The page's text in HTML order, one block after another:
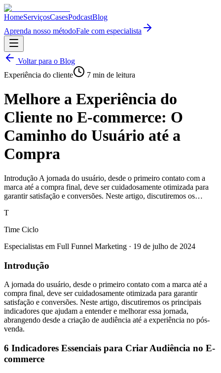
HomeServiçosCasesPodcastBlog
Aprenda nosso métodoFale com especialista
Voltar para o Blog
Experiência do cliente
7 min de leitura
Melhore a Experiência do
Cliente no E-commerce: O
Caminho do Usuário até a
Compra
Introdução A jornada do usuário, desde o primeiro contato com a
marca até a compra final, deve ser cuidadosamente otimizada para
garantir satisfação e conversões. Neste artigo, discutiremos os…
T
Time Ciclo
Especialistas em Full Funnel Marketing · 19 de julho de 2024
Introdução
A jornada do usuário, desde o primeiro contato com a marca até a
compra final, deve ser cuidadosamente otimizada para garantir
satisfação e conversões. Neste artigo, discutiremos os principais
indicadores que ajudam a entender e melhorar essa jornada,
abrangendo desde a criação de audiência até a experiência no pós-
venda.
6 Indicadores Essenciais para Criar Audiência no E-
commerce